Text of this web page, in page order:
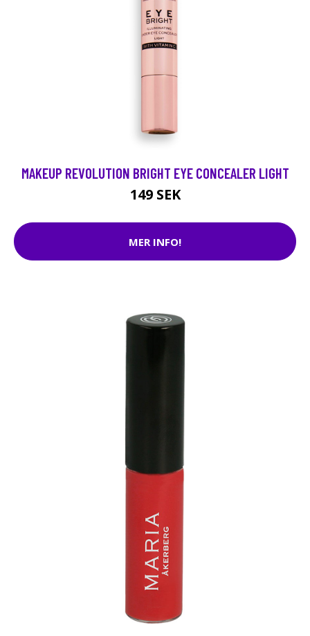
MAKEUP REVOLUTION BRIGHT EYE CONCEALER LIGHT
149 SEK
MER INFO!